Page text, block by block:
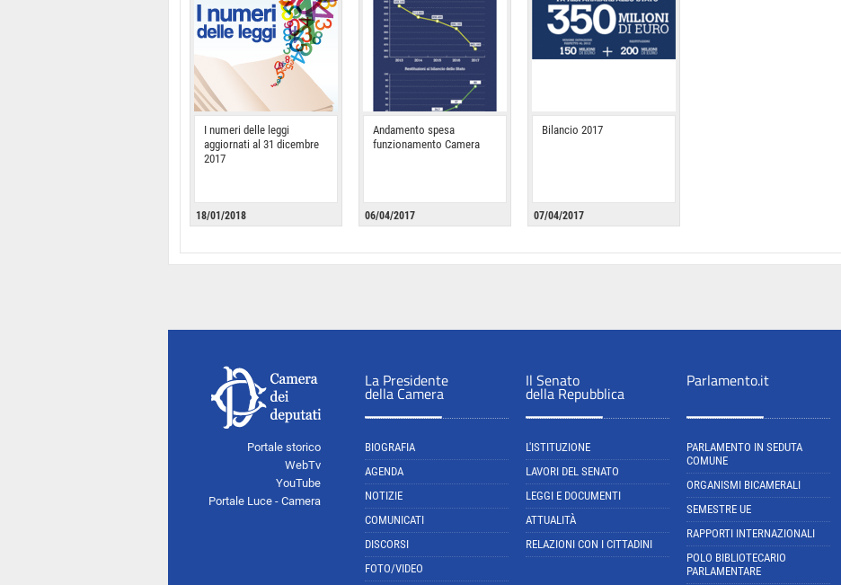
I numeri delle leggi
aggiornati al 31 dicembre
2017
18/01/2018
Andamento spesa
funzionamento Camera
06/04/2017
Bilancio 2017
07/04/2017
Portale storico
WebTv
YouTube
Portale Luce - Camera
La Presidente
della Camera
BIOGRAFIA
AGENDA
NOTIZIE
COMUNICATI
DISCORSI
FOTO/VIDEO
Il Senato
della Repubblica
L'ISTITUZIONE
LAVORI DEL SENATO
LEGGI E DOCUMENTI
ATTUALITÀ
RELAZIONI CON I CITTADINI
Parlamento.it
PARLAMENTO IN SEDUTA
COMUNE
ORGANISMI BICAMERALI
SEMESTRE UE
RAPPORTI INTERNAZIONALI
POLO BIBLIOTECARIO
PARLAMENTARE